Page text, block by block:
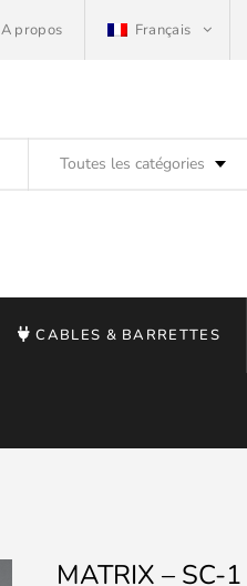
A propos Français
Toutes les catégories
CABLES & BARRETTES
MATRIX – SC-1